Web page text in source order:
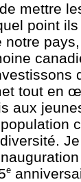
mettre
point
tout en
aux
e